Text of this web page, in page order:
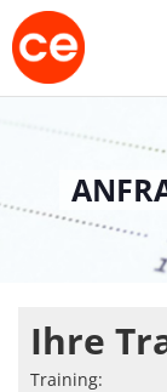
Ihre
Training: